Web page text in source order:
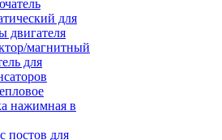
для
двигателя
магнитный
для
нажимная в
постов для